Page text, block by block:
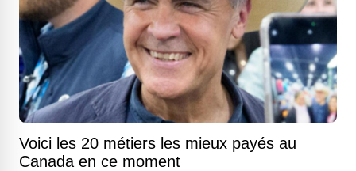
Voici les 20 métiers les mieux payés au
Canada en ce moment